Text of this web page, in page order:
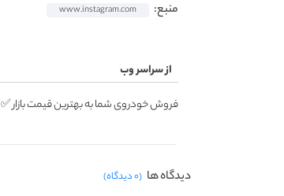
منبع: www.instagram.com
از سراسر وب
فروش خودروی شما به بهترین قیمت بازار ✅
دیدگاه ها (۰ دیدگاه)